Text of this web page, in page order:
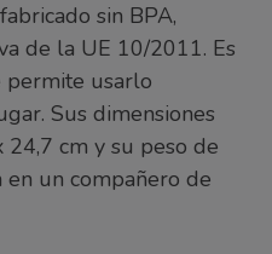
sin BPA,
de la UE 10/2011. Es
usarlo
Sus dimensiones
24,7 cm y su peso de
un compañero de